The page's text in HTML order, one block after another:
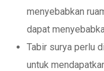
menyebabkan
dapat
Tabir surya perlu
untuk